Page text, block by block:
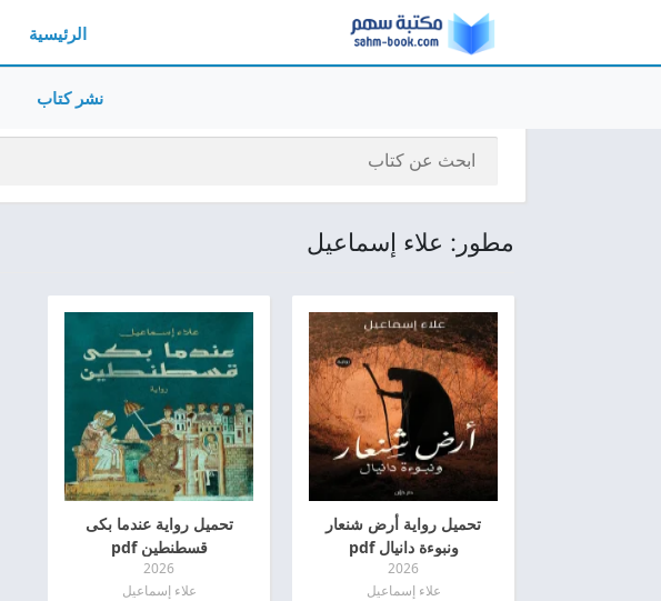
الرئيسية
نشر كتاب
مطور: علاء إسماعيل
تحميل رواية أرض شنعار
ونبوءة دانيال pdf
2026
علاء إسماعيل
تحميل رواية عندما بكى
قسطنطين pdf
2026
علاء إسماعيل